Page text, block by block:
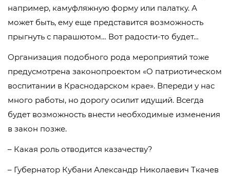
например, камуфляжную форму или палатку. А
может быть, ему еще представится возможность
прыгнуть с парашютом… Вот радости-то будет…
Организация подобного рода мероприятий тоже
предусмотрена законопроектом «О патриотическом
воспитании в Краснодарском крае». Впереди у нас
много работы, но дорогу осилит идущий. Всегда
будет возможность внести необходимые изменения
в закон позже.
– Какая роль отводится казачеству?
– Губернатор Кубани Александр Николаевич Ткачев